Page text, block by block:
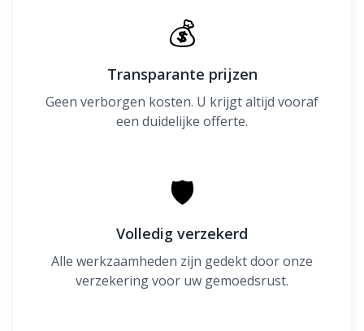
💰
Transparante prijzen
Geen verborgen kosten. U krijgt altijd vooraf
een duidelijke offerte.
🛡
Volledig verzekerd
Alle werkzaamheden zijn gedekt door onze
verzekering voor uw gemoedsrust.